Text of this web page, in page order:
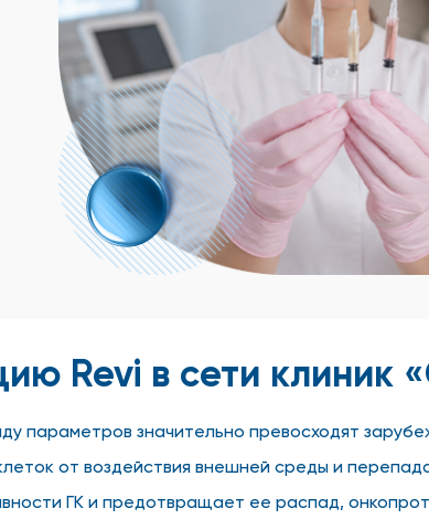
Revi в сети клиник
параметров значительно превосходят
от воздействия внешней среды и
ГК и предотвращает ее распад,